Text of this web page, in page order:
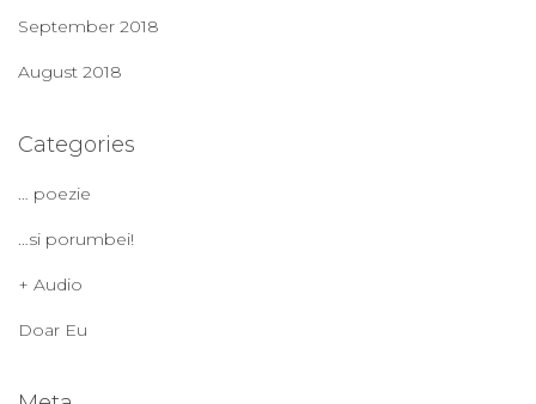
September 2018
August 2018
Categories
… poezie
…si porumbei!
+ Audio
Doar Eu